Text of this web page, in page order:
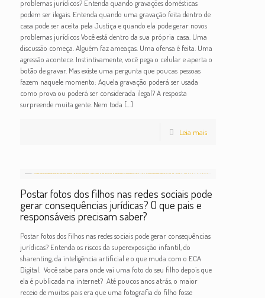
problemas jurídicos? Entenda quando gravações domésticas
podem ser ilegais. Entenda quando uma gravação feita dentro de
casa pode ser aceita pela Justiça e quando ela pode gerar novos
problemas jurídicos Você está dentro da sua própria casa. Uma
discussão começa. Alguém faz ameaças. Uma ofensa é feita. Uma
agressão acontece. Instintivamente, você pega o celular e aperta o
botão de gravar. Mas existe uma pergunta que poucas pessoas
fazem naquele momento: Aquela gravação poderá ser usada
como prova ou poderá ser considerada ilegal? A resposta
surpreende muita gente. Nem toda […]
Leia mais
Postar fotos dos filhos nas redes sociais pode
gerar consequências jurídicas? O que pais e
responsáveis precisam saber?
Postar fotos dos filhos nas redes sociais pode gerar consequências
jurídicas? Entenda os riscos da superexposição infantil, do
sharenting, da inteligência artificial e o que muda com o ECA
Digital. Você sabe para onde vai uma foto do seu filho depois que
ela é publicada na internet? Até poucos anos atrás, o maior
receio de muitos pais era que uma fotografia do filho fosse